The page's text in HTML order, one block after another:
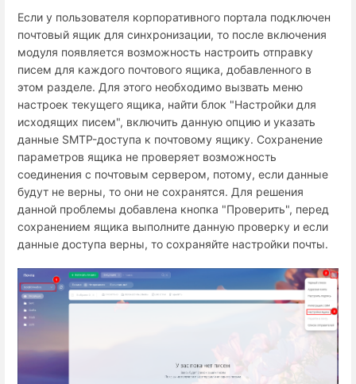
Если у пользователя корпоративного портала подключен
почтовый ящик для синхронизации, то после включения
модуля появляется возможность настроить отправку
писем для каждого почтового ящика, добавленного в
этом разделе. Для этого необходимо вызвать меню
настроек текущего ящика, найти блок "Настройки для
исходящих писем", включить данную опцию и указать
данные SMTP-доступа к почтовому ящику. Сохранение
параметров ящика не проверяет возможность
соединения с почтовым сервером, потому, если данные
будут не верны, то они не сохранятся. Для решения
данной проблемы добавлена кнопка "Проверить", перед
сохранением ящика выполните данную проверку и если
данные доступа верны, то сохраняйте настройки почты.